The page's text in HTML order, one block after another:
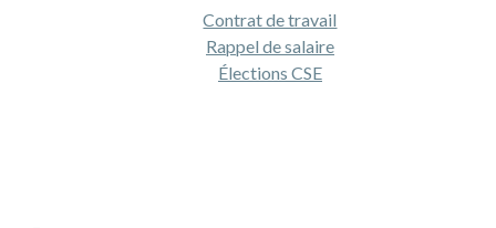
Contrat de travail
Rappel de salaire
Élections CSE